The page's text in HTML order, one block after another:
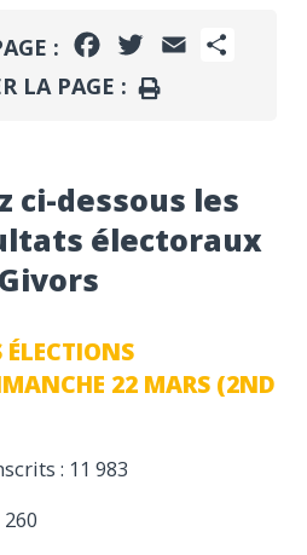
: FACEBOOKTWITTER
EMAIL
LA PAGE : IMPRIMER
ci-dessous les
électoraux
ÉLECTIONS
22 MARS (2ND
: 11 983